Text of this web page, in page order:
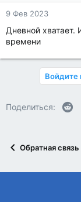
:
9 Фев 2023
Дневной хватает.
времени
Войдите
Поделиться:
Обратная